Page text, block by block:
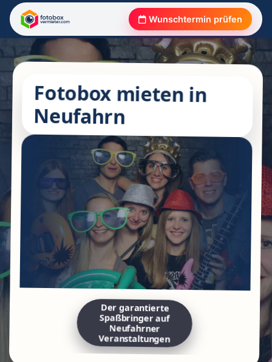
Wunschtermin prüfen
Fotobox mieten in
Neufahrn
Der garantierte
Spaßbringer auf
Neufahrner
Veranstaltungen